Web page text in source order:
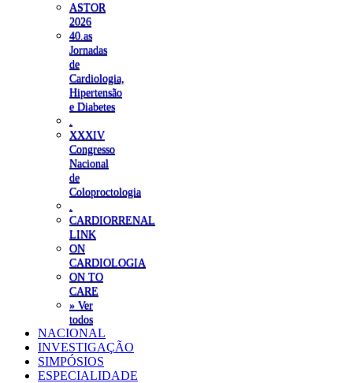
ASTOR
2026
40.as
Jornadas
de
Cardiologia,
Hipertensão
e Diabetes
XXXIV
Congresso
Nacional
de
Coloproctologia
CARDIORRENAL
LINK
ON
CARDIOLOGIA
ON TO
CARE
» Ver
todos
NACIONAL
INVESTIGAÇÃO
SIMPÓSIOS
ESPECIALIDADE